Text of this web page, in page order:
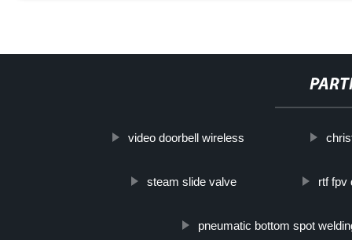
video doorbell wireless
steam slide valve rtf fpv
pneumatic bottom spot